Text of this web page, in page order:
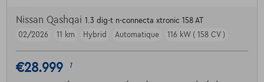
Nissan Qashqai 1.3 dig-t n-connecta xtronic 158 AT
02/2026
11 km Hybrid Automatique 116 kW ( 158 CV )
€28.999 1